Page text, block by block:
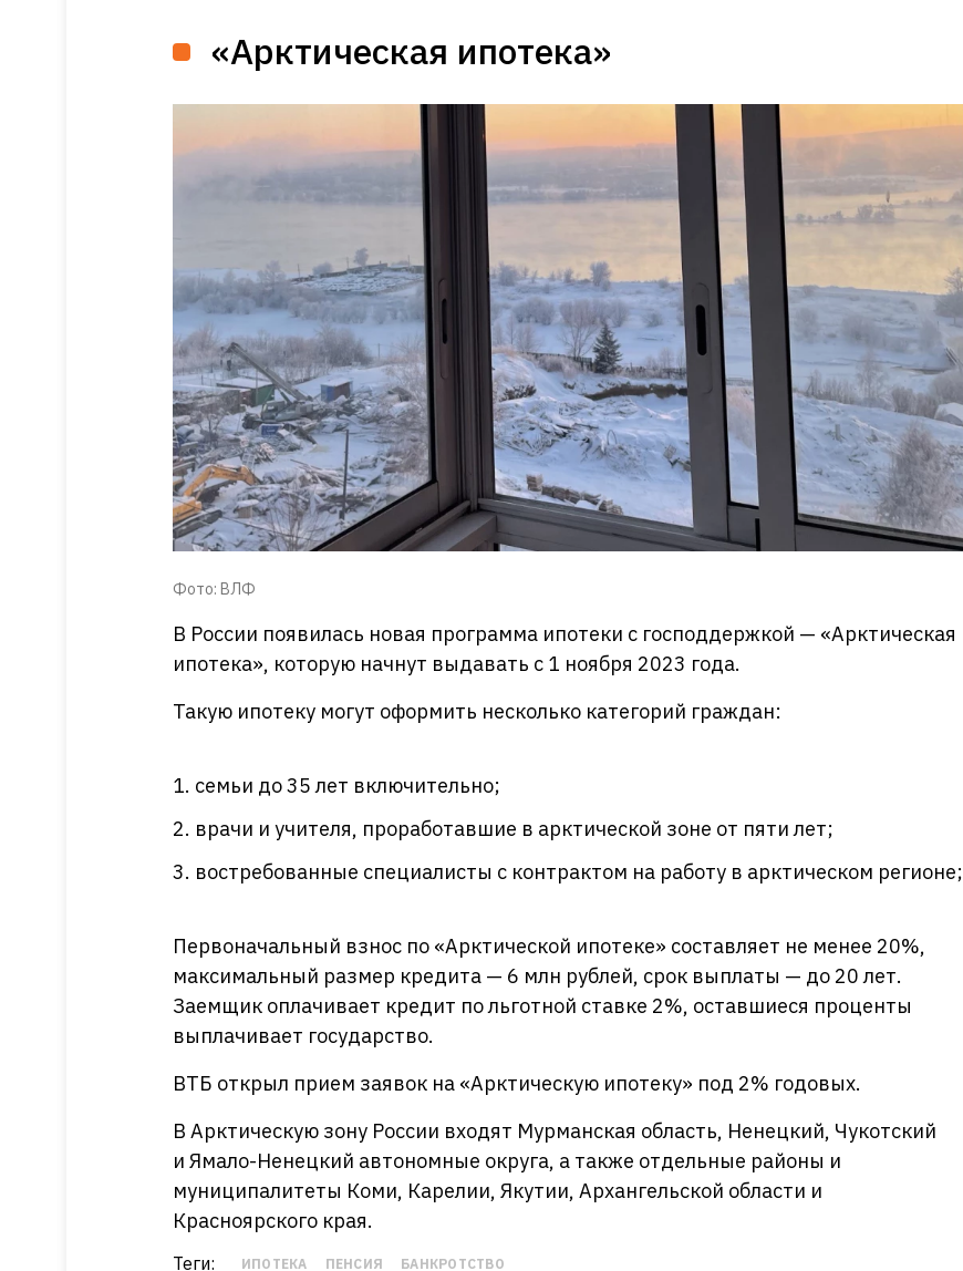
«Арктическая ипотека»
Фото: ВЛФ
В России появилась новая программа ипотеки с господдержкой — «Арктическая
ипотека», которую начнут выдавать с 1 ноября 2023 года.
Такую ипотеку могут оформить несколько категорий граждан:
семьи до 35 лет включительно;
врачи и учителя, проработавшие в арктической зоне от пяти лет;
востребованные специалисты с контрактом на работу в арктическом регионе;
Первоначальный взнос по «Арктической ипотеке» составляет не менее 20%,
максимальный размер кредита — 6 млн рублей, срок выплаты — до 20 лет.
Заемщик оплачивает кредит по льготной ставке 2%, оставшиеся проценты
выплачивает государство.
ВТБ открыл прием заявок на «Арктическую ипотеку» под 2% годовых.
В Арктическую зону России входят Мурманская область, Ненецкий, Чукотский
и Ямало-Ненецкий автономные округа, а также отдельные районы и
муниципалитеты Коми, Карелии, Якутии, Архангельской области и
Красноярского края.
Теги: ИПОТЕКА ПЕНСИЯ БАНКРОТСТВО